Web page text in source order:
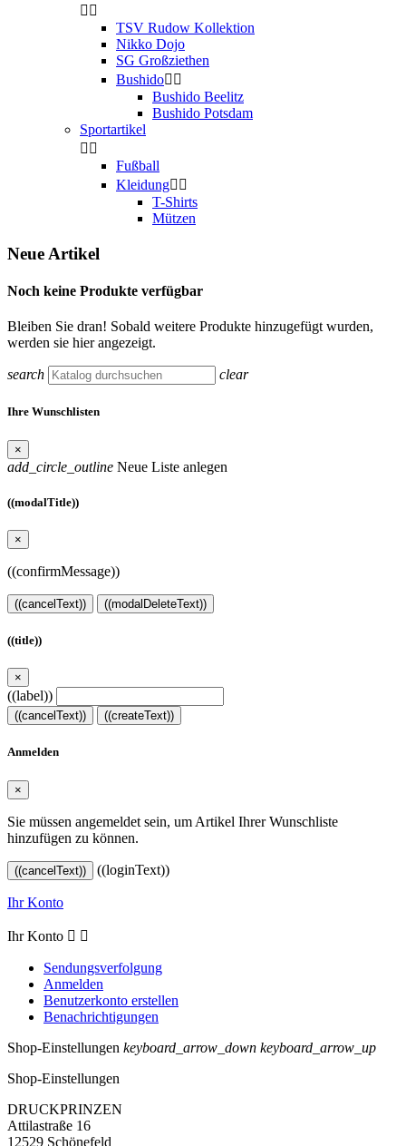
 
TSV Rudow Kollektion
Nikko Dojo
SG Großziethen
Bushido 
Bushido Beelitz
Bushido Potsdam
Sportartikel
 
Fußball
Kleidung 
T-Shirts
Mützen
Neue Artikel
Noch keine Produkte verfügbar
Bleiben Sie dran! Sobald weitere Produkte hinzugefügt wurden,
werden sie hier angezeigt.
search clear
Ihre Wunschlisten
×
add_circle_outline Neue Liste anlegen
((modalTitle))
×
((confirmMessage))
((cancelText)) ((modalDeleteText))
((title))
×
((label))
((cancelText)) ((createText))
Anmelden
×
Sie müssen angemeldet sein, um Artikel Ihrer Wunschliste
hinzufügen zu können.
((cancelText)) ((loginText))
Ihr Konto
Ihr Konto  
Sendungsverfolgung
Anmelden
Benutzerkonto erstellen
Benachrichtigungen
Shop-Einstellungen keyboard_arrow_down keyboard_arrow_up
Shop-Einstellungen
DRUCKPRINZEN
Attilastraße 16
12529 Schönefeld